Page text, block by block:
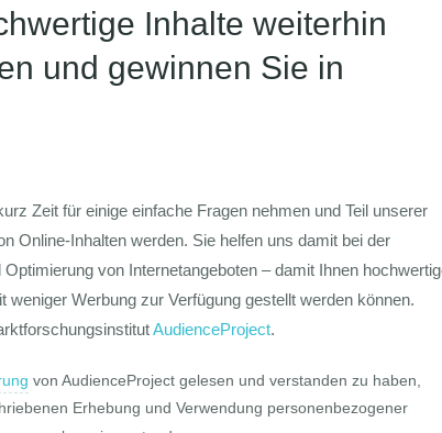
Die Werte-Landkarte der
Deutschen 2030